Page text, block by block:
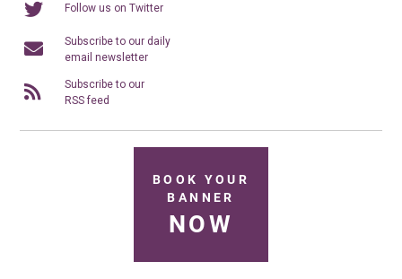
Follow us on Twitter
Subscribe to our daily
email newsletter
Subscribe to our
RSS feed
BOOK YOUR
BANNER
NOW